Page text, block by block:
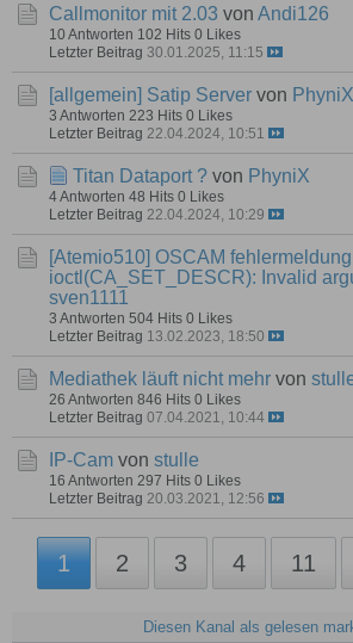
Callmonitor mit 2.03 von Andi126
10 Antworten 102 Hits 0 Likes
Letzter Beitrag 30.01.2025, 11:15
[allgemein] Satip Server von PhyniX
3 Antworten 223 Hits 0 Likes
Letzter Beitrag 22.04.2024, 10:51
Titan Dataport ? von PhyniX
4 Antworten 48 Hits 0 Likes
Letzter Beitrag 22.04.2024, 10:29
[Atemio510] OSCAM
ioctl(CA_SET_DESCR): Invalid
sven1111
3 Antworten 504 Hits 0 Likes
Letzter Beitrag 13.02.2023, 18:50
Mediathek läuft nicht mehr von
26 Antworten 846 Hits 0 Likes
Letzter Beitrag 07.04.2021, 10:44
IP-Cam von stulle
16 Antworten 297 Hits 0 Likes
Letzter Beitrag 20.03.2021, 12:56
1 2 3 4 11
Diesen Kanal als gelesen